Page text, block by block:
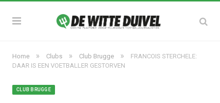
Home » Clubs » Club Brugge »
FRANCOIS STERCHELE:
DAAR IS EEN VOETBALLER GESTORVEN
CLUB BRUGGE